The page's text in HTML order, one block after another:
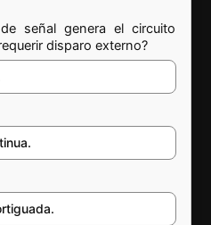
señal genera el circuito
disparo externo?